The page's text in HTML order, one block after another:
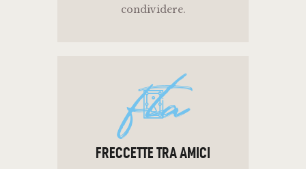
condividere.
fta
FRECCETTE TRA AMICI